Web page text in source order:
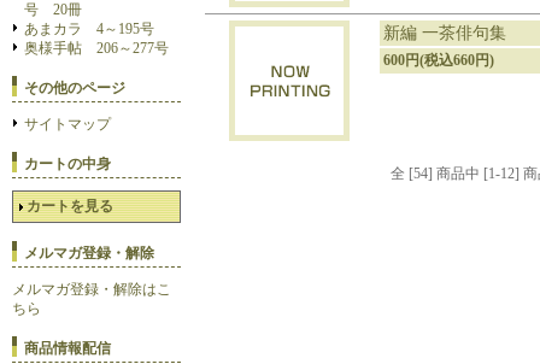
号 20冊
あまカラ 4～195号
奥様手帖 206～277号
その他のページ
サイトマップ
カートの中身
カートを見る
メルマガ登録・解除
メルマガ登録・解除はこ
ちら
商品情報配信
新編 一茶俳句集
600円(税込660円)
全 [54] 商品中 [1-12]